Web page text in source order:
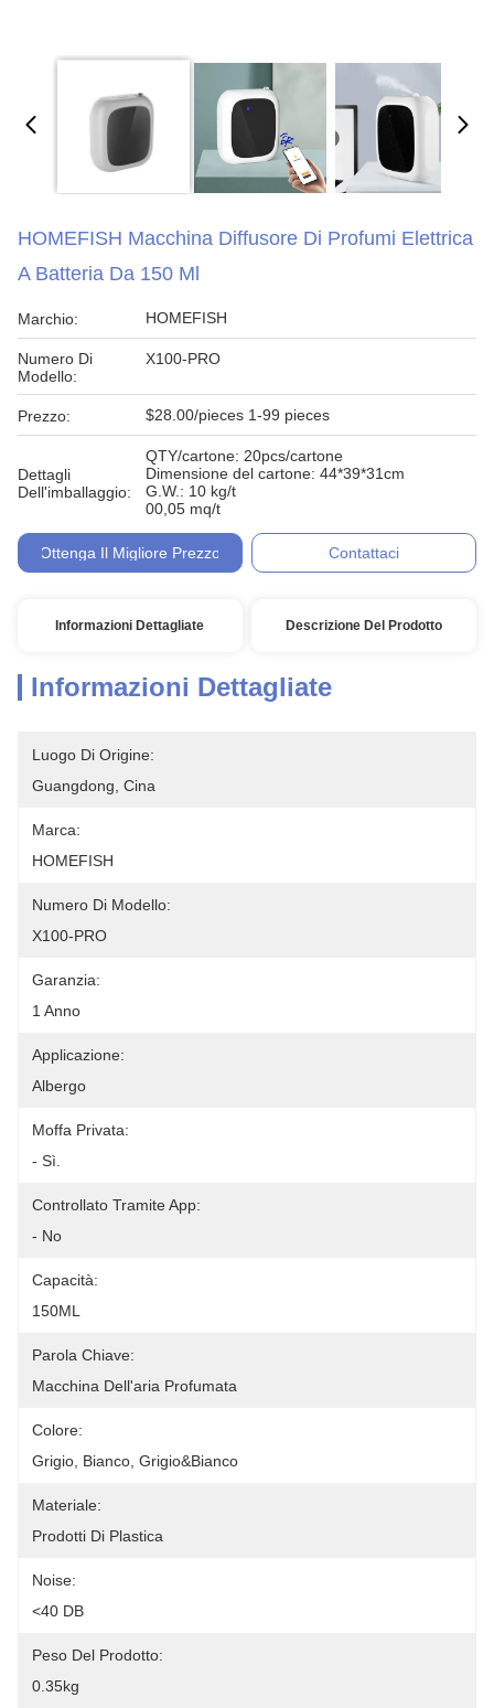
HOMEFISH Macchina Diffusore Di Profumi Elettrica
A Batteria Da 150 Ml
Marchio: HOMEFISH
Numero Di
Modello:
X100-PRO
Prezzo: $28.00/pieces 1-99 pieces
Dettagli
Dell'imballaggio:
QTY/cartone: 20pcs/cartone
Dimensione del cartone: 44*39*31cm
G.W.: 10 kg/t
00,05 mq/t
Ottenga Il Migliore Prezzo Contattaci
Informazioni Dettagliate Descrizione Del Prodotto
Informazioni Dettagliate
Luogo Di Origine:
Guangdong, Cina
Marca:
HOMEFISH
Numero Di Modello:
X100-PRO
Garanzia:
1 Anno
Applicazione:
Albergo
Moffa Privata:
- Sì.
Controllato Tramite App:
- No
Capacità:
150ML
Parola Chiave:
Macchina Dell'aria Profumata
Colore:
Grigio, Bianco, Grigio&bianco
Materiale:
Prodotti Di Plastica
Noise:
<40 DB
Peso Del Prodotto:
0.35kg